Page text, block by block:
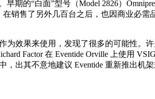
期的“白面”型号（Model 2826）
在销售了另外几百台之后，也因商业必
为效果来使用，发现了很多的可能性。
Factor 在 Eventide Orville 上使用
，出其不意地建议 Eventide 重新推出机架